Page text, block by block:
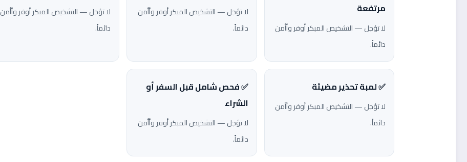
مرتفعة
لا تؤجل — التشخيص المبكر أوفر وأأمن
دائماً.
لا تؤجل — التشخيص المبكر أوفر وأأمن
دائماً.
لا تؤجل — التشخيص المبكر أوفر وأأمن
دائماً.
✅ لمبة تحذير مضيئة
لا تؤجل — التشخيص المبكر أوفر وأأمن
دائماً.
✅ فحص شامل قبل السفر أو
الشراء
لا تؤجل — التشخيص المبكر أوفر وأأمن
دائماً.